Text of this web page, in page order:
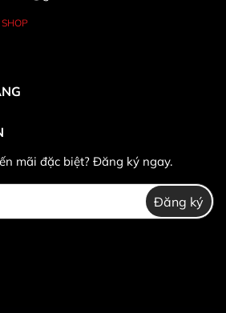
đổi trả hàng:
SHOP
mãi đặc biệt? Đăng ký ngay.
Đăng ký